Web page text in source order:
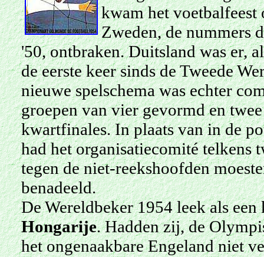
kwam het voetbalfeest
Zweden, de nummers
'50, ontbraken. Duitsland was er,
de eerste keer sinds de Tweede
nieuwe spelschema was echter
groepen van vier gevormd en
kwartfinales. In plaats van in de
had het organisatiecomité telkens
tegen de niet-reekshoofden
benadeeld.
De Wereldbeker 1954 leek als
Hongarije. Hadden zij, de
het ongenaakbare Engeland niet